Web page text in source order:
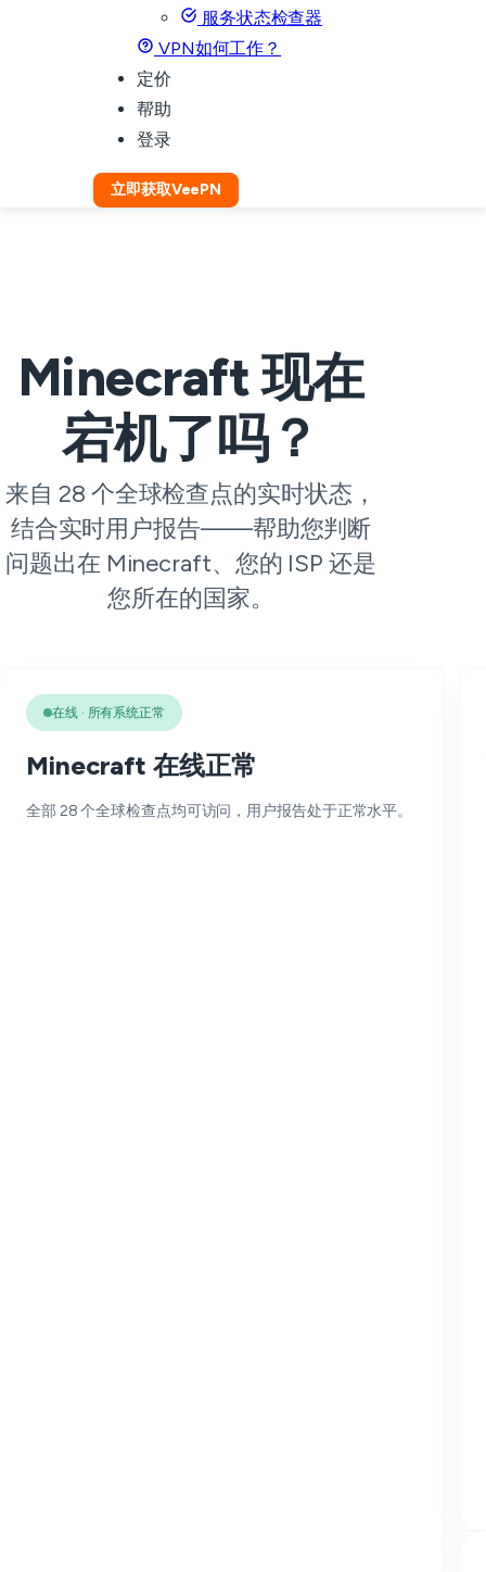
服务状态检查器
VPN如何工作？
定价
帮助
登录
立即获取VeePN
Minecraft 现在
宕机了吗？
来自 28 个全球检查点的实时状态，
结合实时用户报告——帮助您判断
问题出在 Minecraft、您的 ISP 还是
您所在的国家。
在线 · 所有系统正常
Minecraft 在线正常
全部 28 个全球检查点均可访问，用户报告处于正常水平。